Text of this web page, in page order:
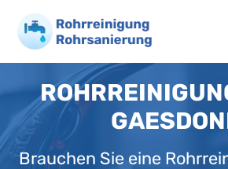
Brauchen Sie eine